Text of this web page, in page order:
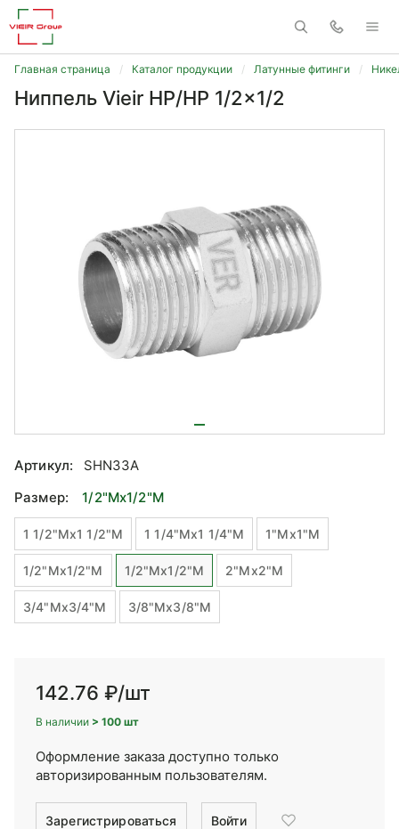
Главная страница Каталог продукции Латунные фитинги
Ниппель Vieir НР/НР 1/2x1/2
Артикул:
SHN33A
Размер:
1/2"Mx1/2"М
1 1/2"Mx1 1/2"М 1 1/4"Mx1 1/4"М 1"Mx1"М
1/2"Mx1/2"М 1/2"Mx1/2"М 2"Mx2"М
3/4"Mx3/4"М 3/8"Mx3/8"М
142.76 ₽/шт
В наличии > 100 шт
Оформление заказа доступно только
авторизированным пользователям.
Зарегистрироваться Войти